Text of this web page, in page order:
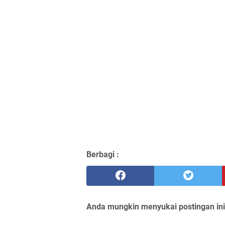
Berbagi :
Anda mungkin menyukai postingan